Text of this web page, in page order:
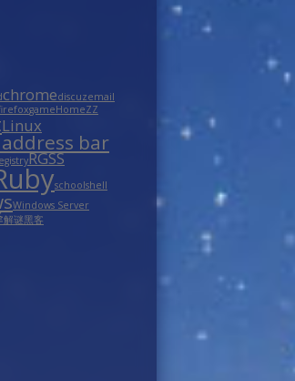
chromediscuzemail
gameHomeZZ
Linux
bar
RGSS
schoolshell
Windows Server
解谜黑客